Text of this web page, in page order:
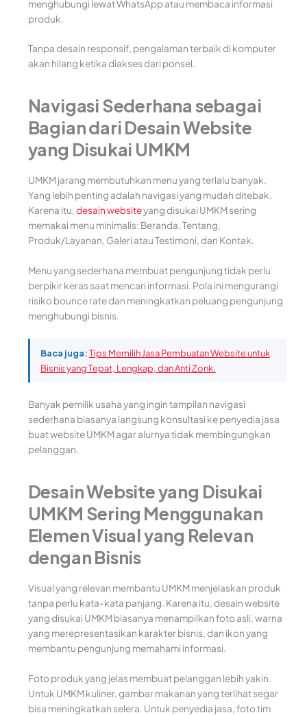
menghubungi lewat WhatsApp atau membaca informasi
produk.
Tanpa desain responsif, pengalaman terbaik di komputer
akan hilang ketika diakses dari ponsel.
Navigasi Sederhana sebagai
Bagian dari Desain Website
yang Disukai UMKM
UMKM jarang membutuhkan menu yang terlalu banyak.
Yang lebih penting adalah navigasi yang mudah ditebak.
Karena itu,desain websiteyang disukai UMKM sering
memakai menu minimalis: Beranda, Tentang,
Produk/Layanan, Galeri atau Testimoni, dan Kontak.
Menu yang sederhana membuat pengunjung tidak perlu
berpikir keras saat mencari informasi. Pola ini mengurangi
risiko bounce rate dan meningkatkan peluang pengunjung
menghubungi bisnis.
Baca juga:Tips Memilih Jasa Pembuatan Website untuk
Bisnis yang Tepat, Lengkap, dan Anti Zonk.
Banyak pemilik usaha yang ingin tampilan navigasi
sederhana biasanya langsung konsultasi ke penyedia jasa
buat website UMKM agar alurnya tidak membingungkan
pelanggan.
Desain Website yang Disukai
UMKM Sering Menggunakan
Elemen Visual yang Relevan
dengan Bisnis
Visual yang relevan membantu UMKM menjelaskan produk
tanpa perlu kata-kata panjang. Karena itu, desain website
yang disukai UMKM biasanya menampilkan foto asli, warna
yang merepresentasikan karakter bisnis, dan ikon yang
membantu pengunjung memahami informasi.
Foto produk yang jelas membuat pelanggan lebih yakin.
Untuk UMKM kuliner, gambar makanan yang terlihat segar
bisa meningkatkan selera. Untuk penyedia jasa, foto tim